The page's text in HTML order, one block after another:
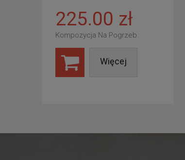
225.00 zł
Kompozycja Na Pogrzeb
Więcej